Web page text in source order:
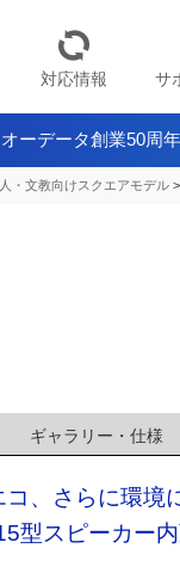
対応情報 サ
ーデータ創業50周
・文教向けスクエアモデル >
ギャラリー・仕様
コ、さらに環境
型スピーカー